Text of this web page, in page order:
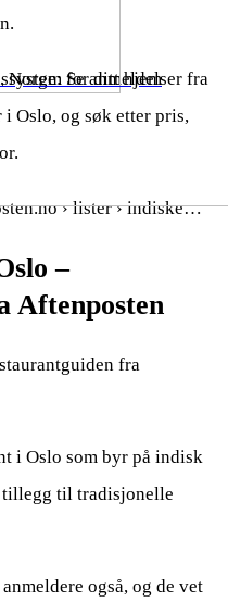
for ditt hjem
Se anmeldelser fra
i Oslo, og søk etter pris,
› lister › indiske…
–
Aftenposten
fra
i Oslo som byr på indisk
til tradisjonelle
også, og de vet